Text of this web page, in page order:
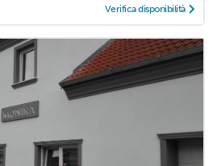
Verifica disponibilità